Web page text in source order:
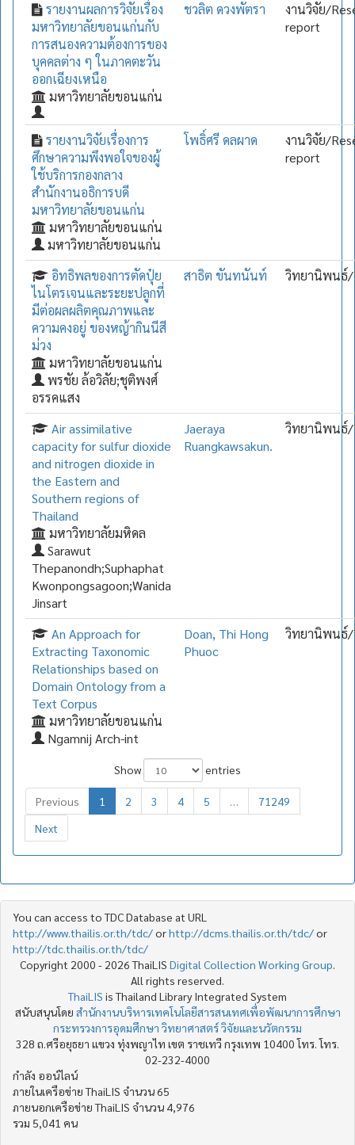
รายงานผลการวิจัยเรื่อง
มหาวิทยาลัยขอนแก่นกับ
การสนองความต้องการของ
บุคคลต่าง ๆ ในภาคตะวัน
ออกเฉียงเหนือ
มหาวิทยาลัยขอนแก่น
ชวลิต ดวงพัตรา
งานวิจัย/
report
รายงานวิจัยเรื่องการ
ศึกษาความพึงพอใจของผู้
ใช้บริการกองกลาง
สำนักงานอธิการบดี
มหาวิทยาลัยขอนแก่น
มหาวิทยาลัยขอนแก่น
มหาวิทยาลัยขอนแก่น
โพธิ์ศรี ดลผาด
งานวิจัย/
report
อิทธิพลของการตัดปุ๋ย
ไนโตรเจนและระยะปลูกที่
มีต่อผลผลิตคุณภาพและ
ความคงอยู่ ของหญ้ากินนีสี
ม่วง
มหาวิทยาลัยขอนแก่น
พรชัย ล้อวิลัย;ชุติพงศ์
อรรคแสง
สาธิต ขันทนันท์ วิทยานิพนธ์/
Air assimilative
capacity for sulfur dioxide
and nitrogen dioxide in
the Eastern and
Southern regions of
Thailand
มหาวิทยาลัยมหิดล
Sarawut
Thepanondh;Suphaphat
Kwonpongsagoon;Wanida
Jinsart
Jaeraya
Ruangkawsakun.
วิทยานิพนธ์/
An Approach for
Extracting Taxonomic
Relationships based on
Domain Ontology from a
Text Corpus
มหาวิทยาลัยขอนแก่น
Ngamnij Arch-int
Doan, Thi Hong
Phuoc
วิทยานิพนธ์/
Show entries
Previous 1 2 3 4 5 …
71249
Next
You can access to TDC Database at URL
http://www.thailis.or.th/tdc/orhttp://dcms.thailis.or.th/tdc/or
http://tdc.thailis.or.th/tdc/
Copyright 2000 - 2026 ThaiLIS Digital Collection Working Group.
All rights reserved.
ThaiLIS is Thailand Library Integrated System
สนับสนุนโดย สำนักงานบริหารเทคโนโลยีสารสนเทศเพื่อพัฒนาการศึกษา
กระทรวงการอุดมศึกษา วิทยาศาสตร์ วิจัยและนวัตกรรม
328 ถ.ศรีอยุธยา แขวง ทุ่งพญาไท เขต ราชเทวี กรุงเทพ 10400 โทร. โทร.
02-232-4000
กำลัง ออน์ไลน์
ภายในเครือข่าย ThaiLIS จำนวน 65
ภายนอกเครือข่าย ThaiLIS จำนวน 4,976
รวม 5,041 คน